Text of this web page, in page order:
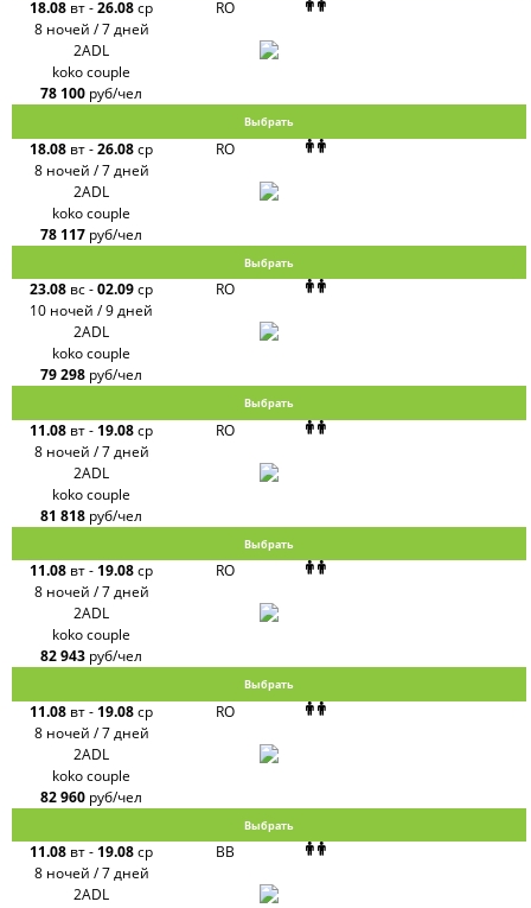
18.08 вт-26.08ср
8 ночей / 7 дней
RO
2ADL
koko couple
78 100 руб/чел
Выбрать
18.08 вт-26.08ср
8 ночей / 7 дней
RO
2ADL
koko couple
78 117 руб/чел
Выбрать
23.08 вс-02.09ср
10 ночей / 9 дней
RO
2ADL
koko couple
79 298 руб/чел
Выбрать
11.08 вт- 19.08ср
8 ночей / 7 дней
RO
2ADL
koko couple
81 818 руб/чел
Выбрать
11.08 вт- 19.08ср
8 ночей / 7 дней
RO
2ADL
koko couple
82 943 руб/чел
Выбрать
11.08 вт- 19.08ср
8 ночей / 7 дней
RO
2ADL
koko couple
82 960 руб/чел
Выбрать
11.08 вт- 19.08ср
8 ночей / 7 дней
BB
2ADL